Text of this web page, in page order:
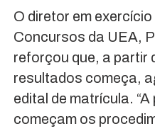
O diretor em
Concursos da UEA,
reforçou que, a partir
resultados começa,
edital de matrícula.
começam os